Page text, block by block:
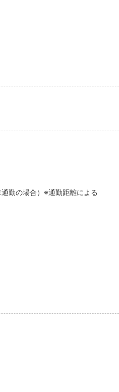
勤の場合）※通勤距離による